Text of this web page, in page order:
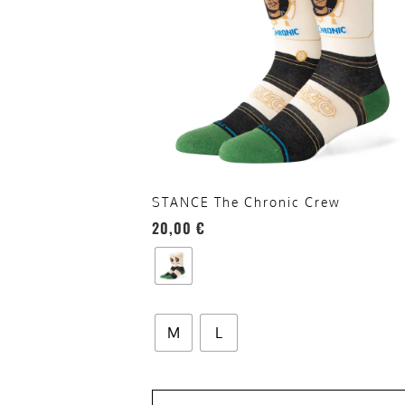
STANCE The Chronic Crew
20,00 €
M L
scelte
nella
del
prodotto